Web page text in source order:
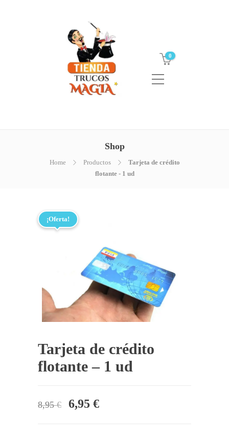
0
Shop
Home Productos
Tarjeta de crédito
flotante - 1 ud
¡Oferta!
Tarjeta de crédito
flotante – 1 ud
8,95€
El
6,95 €El